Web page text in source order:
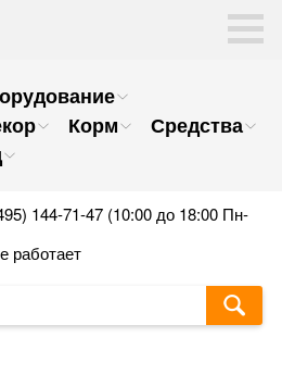
Корм
Средства
144-71-47 (10:00 до 18:00 Пн-
работает